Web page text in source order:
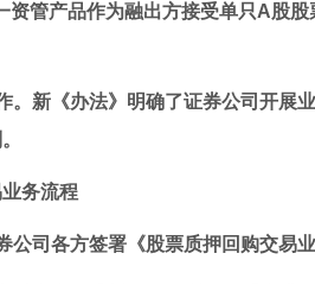
资管产品作为融出方接受单只A股
。新《办法》明确了证券公司开展
务流程
公司各方签署《股票质押回购交易